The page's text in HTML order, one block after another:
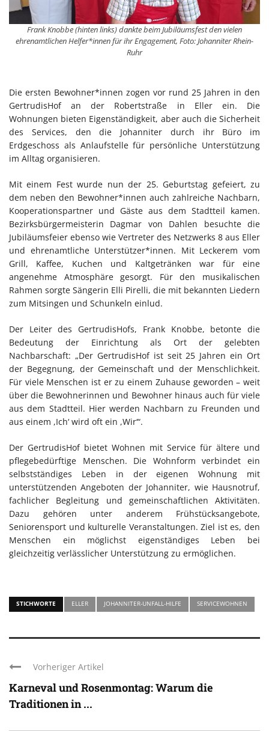
Frank Knobbe (hinten links) dankte beim Jubiläumsfest den vielen
ehrenamtlichen Helfer*innen für ihr Engagement, Foto: Johanniter Rhein-
Ruhr
Die ersten Bewohner*innen zogen vor rund 25 Jahren in den
GertrudisHof an der Robertstraße in Eller ein. Die
Wohnungen bieten Eigenständigkeit, aber auch die Sicherheit
des Services, den die Johanniter durch ihr Büro im
Erdgeschoss als Anlaufstelle für persönliche Unterstützung
im Alltag organisieren.
Mit einem Fest wurde nun der 25. Geburtstag gefeiert, zu
dem neben den Bewohner*innen auch zahlreiche Nachbarn,
Kooperationspartner und Gäste aus dem Stadtteil kamen.
Bezirksbürgermeisterin Dagmar von Dahlen besuchte die
Jubiläumsfeier ebenso wie Vertreter des Netzwerks 8 aus Eller
und ehrenamtliche Unterstützer*innen. Mit Leckerem vom
Grill, Kaffee, Kuchen und Kaltgetränken war für eine
angenehme Atmosphäre gesorgt. Für den musikalischen
Rahmen sorgte Sängerin Elli Pirelli, die mit bekannten Liedern
zum Mitsingen und Schunkeln einlud.
Der Leiter des GertrudisHofs, Frank Knobbe, betonte die
Bedeutung der Einrichtung als Ort der gelebten
Nachbarschaft: „Der GertrudisHof ist seit 25 Jahren ein Ort
der Begegnung, der Gemeinschaft und der Menschlichkeit.
Für viele Menschen ist er zu einem Zuhause geworden – weit
über die Bewohnerinnen und Bewohner hinaus auch für viele
aus dem Stadtteil. Hier werden Nachbarn zu Freunden und
aus einem ,Ich‘ wird oft ein ,Wir‘“.
Der GertrudisHof bietet Wohnen mit Service für ältere und
pflegebedürftige Menschen. Die Wohnform verbindet ein
selbstständiges Leben in der eigenen Wohnung mit
unterstützenden Angeboten der Johanniter, wie Hausnotruf,
fachlicher Begleitung und gemeinschaftlichen Aktivitäten.
Dazu gehören unter anderem Frühstücksangebote,
Seniorensport und kulturelle Veranstaltungen. Ziel ist es, den
Menschen ein möglichst eigenständiges Leben bei
gleichzeitig verlässlicher Unterstützung zu ermöglichen.
STICHWORTE ELLER JOHANNITER-UNFALL-HILFE SERVICEWOHNEN
Vorheriger Artikel
Karneval und Rosenmontag: Warum die
Traditionen in ...